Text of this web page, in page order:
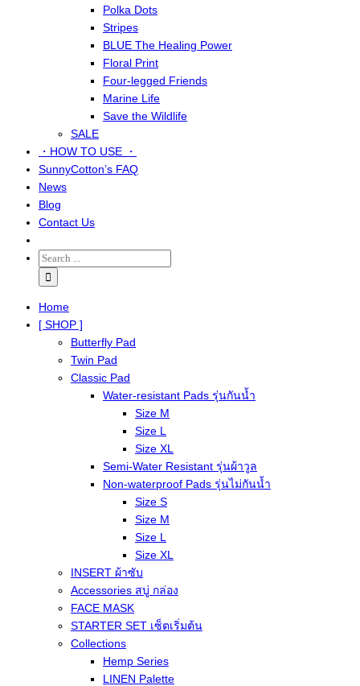
Polka Dots
Stripes
BLUE The Healing Power
Floral Print
Four-legged Friends
Marine Life
Save the Wildlife
SALE
・HOW TO USE ・
SunnyCotton’s FAQ
News
Blog
Contact Us
Home
[ SHOP ]
Butterfly Pad
Twin Pad
Classic Pad
Water-resistant Pads รุ่นกันน้ำ
Size M
Size L
Size XL
Semi-Water Resistant รุ่นผ้าวูล
Non-waterproof Pads รุ่นไม่กันน้ำ
Size S
Size M
Size L
Size XL
INSERT ผ้าซับ
Accessories สบู่ กล่อง
FACE MASK
STARTER SET เซ็ตเริ่มต้น
Collections
Hemp Series
LINEN Palette